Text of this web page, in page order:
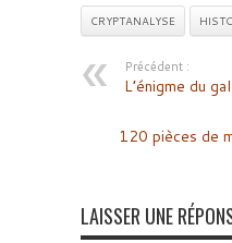
CRYPTANALYSE
Précédent :
L’énigme du
120 pièces de
LAISSER UNE